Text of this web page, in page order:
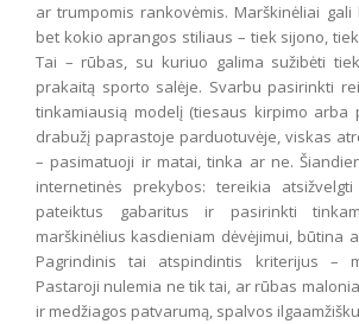
ar trumpomis rankovėmis. Marškinėliai
bet kokio aprangos stiliaus – tiek sijono,
Tai – rūbas, su kuriuo galima sužibėti
prakaitą sporto salėje. Svarbu pasirinkti
tinkamiausią modelį (tiesaus kirpimo arba
drabužį paprastoje parduotuvėje, viskas
– pasimatuoji ir matai, tinka ar ne.
internetinės prekybos: tereikia
pateiktus gabaritus ir pasirinkti
marškinėlius kasdieniam dėvėjimui, būtina
Pagrindinis tai atspindintis kriterijus –
Pastaroji nulemia ne tik tai, ar rūbas
ir medžiagos patvarumą, spalvos